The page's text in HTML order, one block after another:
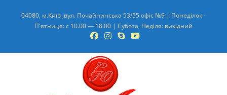
содержимому
04080, м.Київ ,вул. Почайнинська 53/55 офіс №9 | Понеділок -
П'ятниця: с 10.00 — 18.00 | Субота, Неділя: вихідний